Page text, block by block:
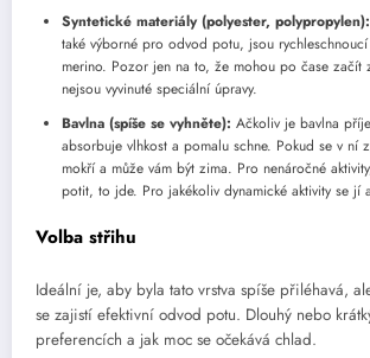
Syntetické materiály (polyester, polypropylen):
také výborné pro odvod potu, jsou
merino. Pozor jen na to, že mohou po čase začít
nejsou vyvinuté speciální úpravy.
Bavlna (spíše se vyhněte): Ačkoliv je bavlna
absorbuje vlhkost a pomalu schne. Pokud se v ní
mokří a může vám být zima. Pro nenáročné
potit, to jde. Pro jakékoliv dynamické aktivity se jí
Volba střihu
Ideální je, aby byla tato vrstva spíše přiléhavá,
se zajistí efektivní odvod potu. Dlouhý nebo
preferencích a jak moc se očekává chlad.